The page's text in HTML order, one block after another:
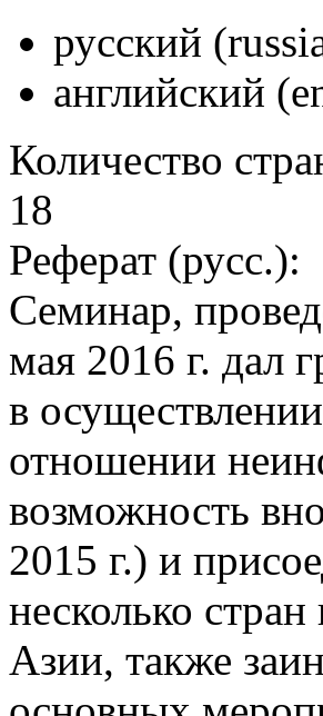
русский
английский
Количество
18
Реферат (русс.):
Семинар,
мая 2016 г. дал
в
отношении
возможность
2015 г.) и
несколько
Азии, также